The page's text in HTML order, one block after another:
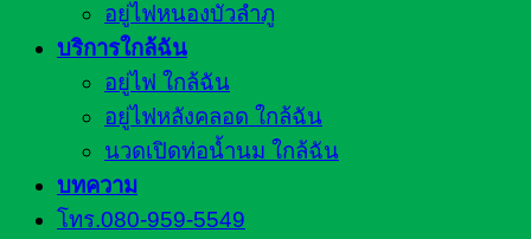
อยู่ไฟหนองบัวลำภู
บริการใกล้ฉัน
อยู่ไฟ ใกล้ฉัน
อยู่ไฟหลังคลอด ใกล้ฉัน
นวดเปิดท่อน้ำนม ใกล้ฉัน
บทความ
โทร.080-959-5549